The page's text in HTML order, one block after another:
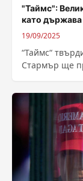
"Таймс":
като държава
19/09/2025
“Таймс“
Стармър ще